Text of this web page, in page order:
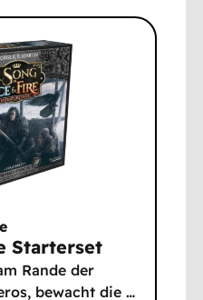
Starterset
Rande der
bewacht die…